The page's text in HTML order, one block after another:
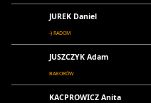
JUREK Daniel
-) RADOM
JUSZCZYK Adam
BABORÓW
KACPROWICZ Anita